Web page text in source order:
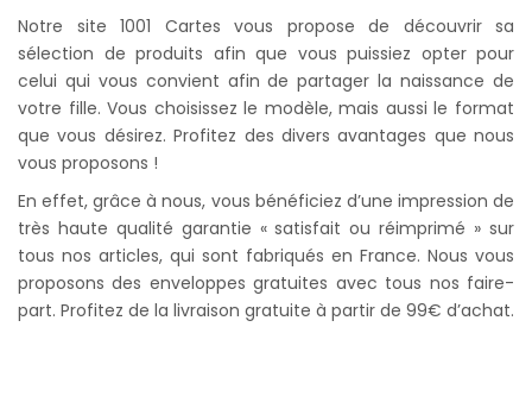
Notre site 1001 Cartes vous propose de découvrir sa
sélection de produits afin que vous puissiez opter pour
celui qui vous convient afin de partager la naissance de
votre fille. Vous choisissez le modèle, mais aussi le format
que vous désirez. Profitez des divers avantages que nous
vous proposons !
En effet, grâce à nous, vous bénéficiez d’une impression de
très haute qualité garantie « satisfait ou réimprimé » sur
tous nos articles, qui sont fabriqués en France. Nous vous
proposons des enveloppes gratuites avec tous nos faire-
part. Profitez de la livraison gratuite à partir de 99€ d’achat.